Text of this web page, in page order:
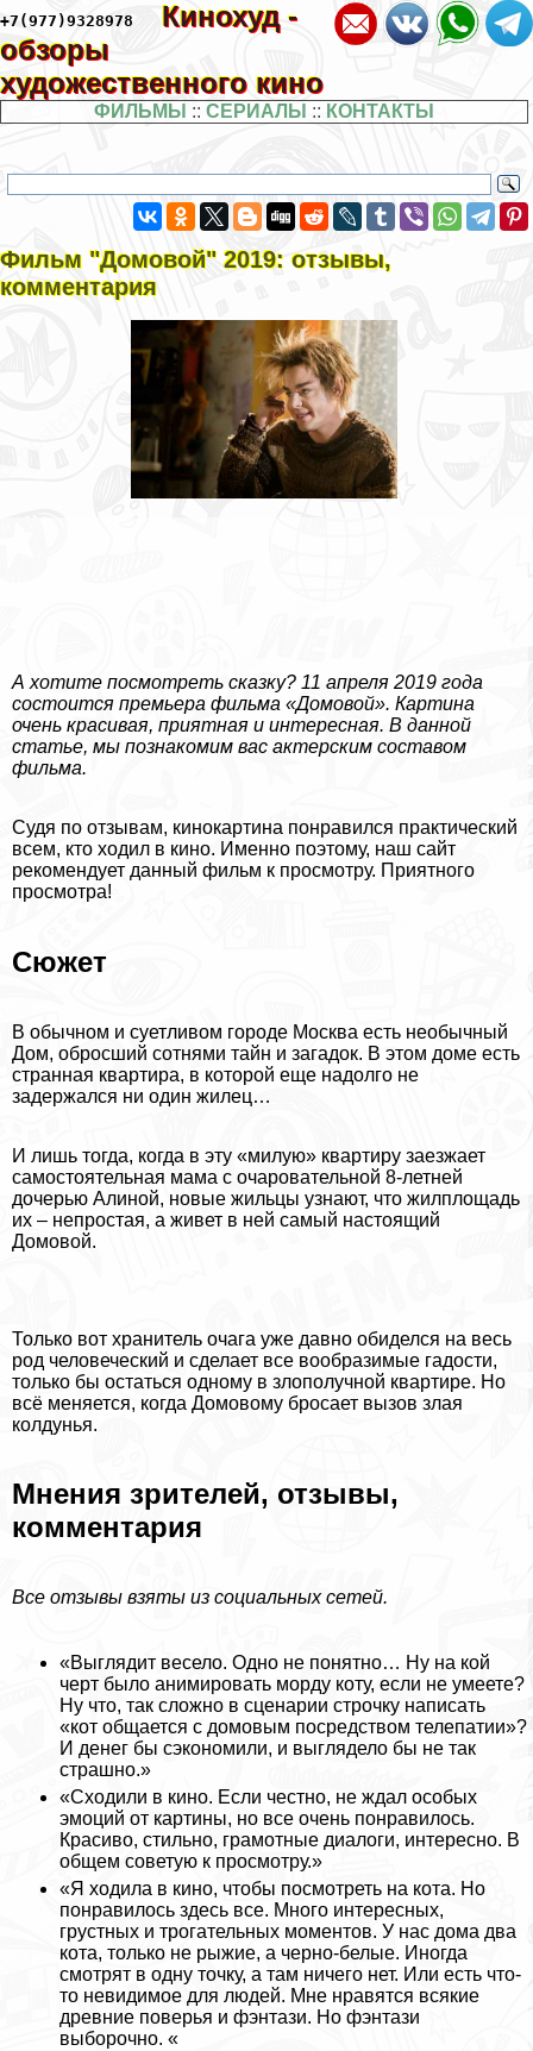
+7(977)9328978
Кинохуд -
обзоры
художественного кино
ФИЛЬМЫ :: СЕРИАЛЫ :: КОНТАКТЫ
Фильм "Домовой" 2019: отзывы,
комментария
А хотите посмотреть сказку? 11 апреля 2019 года
состоится премьера фильма «Домовой». Картина
очень красивая, приятная и интересная. В данной
статье, мы познакомим вас актерским составом
фильма.
Судя по отзывам, кинокартина понравился пpaктический
всем, кто ходил в кино. Именно поэтому, наш сайт
рекомендует данный фильм к просмотру. Приятного
просмотра!
Сюжет
В обычном и суетливом городе Москва есть необычный
Дом, обросший сотнями тайн и загадок. В этом доме есть
странная квартира, в которой еще надолго не
задержался ни один жилец…
И лишь тогда, когда в эту «милую» квартиру заезжает
самостоятельная мама с очаровательной 8-летней
дочерью Алиной, новые жильцы узнают, что жилплощадь
их – непростая, а живет в ней самый настоящий
Домовой.
Только вот хранитель очага уже давно обиделся на весь
род человеческий и сделает все вообразимые гадости,
только бы остаться одному в злополучной квартире. Но
всё меняется, когда Домовому бросает вызов злая
колдунья.
Мнения зрителей, отзывы,
комментария
Все отзывы взяты из социальных сетей.
«Выглядит весело. Одно не понятно… Ну на кой
черт было анимировать морду коту, если не умеете?
Ну что, так сложно в сценарии строчку написать
«кот общается с домовым посредством телепатии»?
И денег бы сэкономили, и выглядело бы не так
страшно.»
«Сходили в кино. Если честно, не ждал особых
эмоций от картины, но все очень понравилось.
Красиво, стильно, грамотные диалоги, интересно. В
общем советую к просмотру.»
«Я ходила в кино, чтобы посмотреть на кота. Но
понравилось здесь все. Много интересных,
грустных и трогательных моментов. У нас дома два
кота, только не рыжие, а черно-белые. Иногда
смотрят в одну точку, а там ничего нет. Или есть что-
то невидимое для людей. Мне нравятся всякие
древние поверья и фэнтази. Но фэнтази
выборочно. «